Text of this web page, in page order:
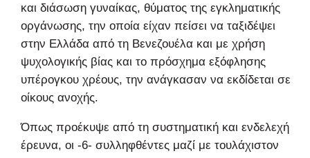
και διάσωση γυναίκας, θύματος της εγκληματικής
οργάνωσης, την οποία είχαν πείσει να ταξιδέψει
στην Ελλάδα από τη Βενεζουέλα και με χρήση
ψυχολογικής βίας και το πρόσχημα εξόφλησης
υπέρογκου χρέους, την ανάγκασαν να εκδίδεται σε
οίκους ανοχής.
Όπως προέκυψε από τη συστηματική και ενδελεχή
έρευνα, οι -6- συλληφθέντες μαζί με τουλάχιστον